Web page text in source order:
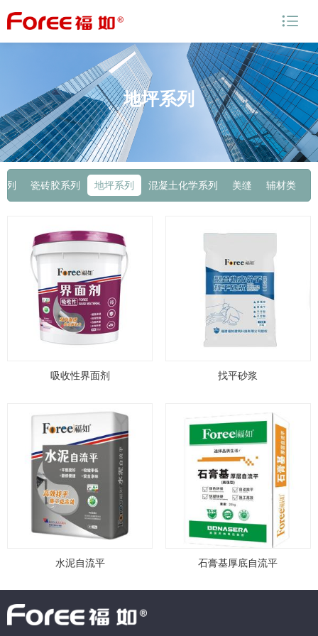

地坪系列
列 瓷砖胶系列 地坪系列 混凝土化学系列 美缝 辅材类
吸收性界面剂 找平砂浆
水泥自流平 石膏基厚底自流平